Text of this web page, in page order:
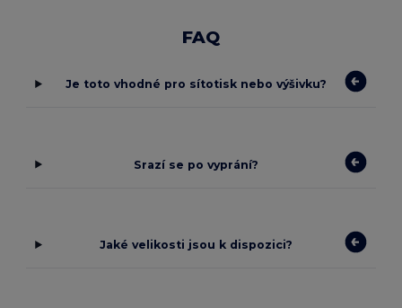
FAQ
Je toto vhodné pro sítotisk nebo výšivku?
Srazí se po vyprání?
Jaké velikosti jsou k dispozici?